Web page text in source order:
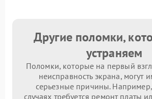
Другие поломки,
устраняем
Поломки, которые на первый
неисправность экрана, могут
серьезные причины.
случаях требуется ремонт платы